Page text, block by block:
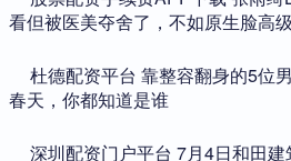
看但被医美夺舍了，不如原生脸高级
杜德配资平台 靠整容翻身的5位
春天，你都知道是谁
深圳配资门户平台 7月4日和田